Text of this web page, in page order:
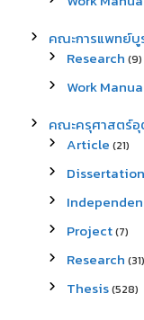
คณะการแพทย์
Research (9)
Work
คณะครุศาสตร์อุ
Article (21)
Dissertation
Project(7)
Research (31)
Thesis(528)